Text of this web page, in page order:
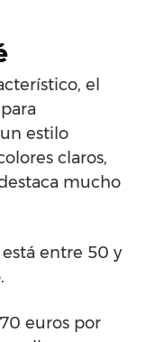
el
estilo
claros,
mucho
entre 50 y
euros por